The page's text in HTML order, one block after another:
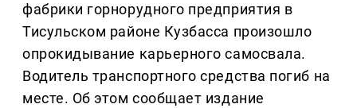
фабрики горнорудного предприятия в
Тисульском районе Кузбасса произошло
опрокидывание карьерного самосвала.
Водитель транспортного средства погиб на
месте. Об этом сообщает издание